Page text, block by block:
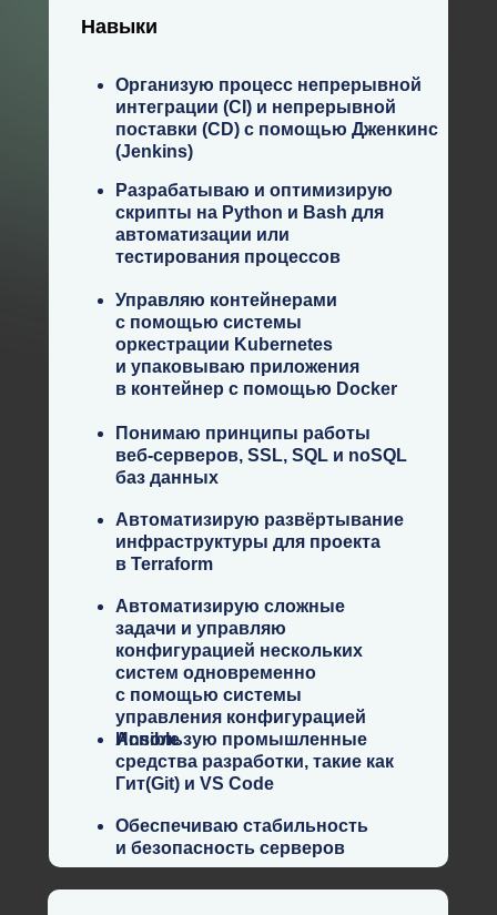
Навыки
Организую процесс непрерывной
интеграции (CI) и непрерывной
поставки (CD) с помощью Дженкинс
(Jenkins)
Разрабатываю и оптимизирую
скрипты на Python и Bash для
автоматизации или
тестирования процессов
Управляю контейнерами
с помощью системы
оркестрации Kubernetes
и упаковываю приложения
в контейнер с помощью Docker
Автоматизирую развёртывание
инфраструктуры для проекта
в Terraform
Автоматизирую сложные
задачи и управляю
конфигурацией нескольких
систем одновременно
с помощью системы
управления конфигурацией
Ansible
Понимаю принципы работы
веб-серверов, SSL, SQL и noSQL
баз данных
Использую промышленные
средства разработки, такие как
Гит(Git) и VS Code
Обеспечиваю стабильность
и безопасность серверов